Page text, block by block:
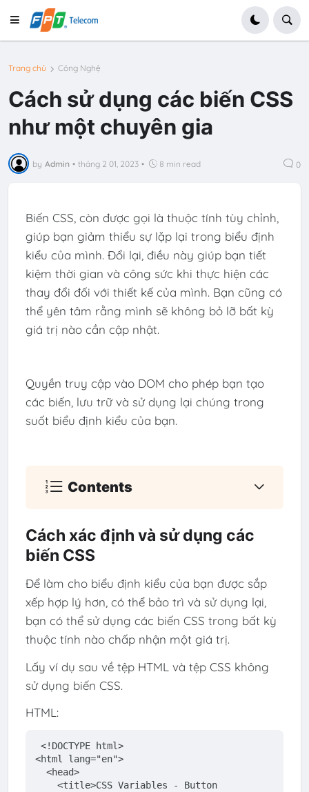
Trang chủ Công Nghệ
Cách sử dụng các biến CSS
như một chuyên gia
by Admin • tháng 2 01, 2023 • 8 min read 0
Biến CSS, còn được gọi là thuộc tính tùy chỉnh,
giúp bạn giảm thiểu sự lặp lại trong biểu định
kiểu của mình. Đổi lại, điều này giúp bạn tiết
kiệm thời gian và công sức khi thực hiện các
thay đổi đối với thiết kế của mình. Bạn cũng có
thể yên tâm rằng mình sẽ không bỏ lỡ bất kỳ
giá trị nào cần cập nhật.
Quyền truy cập vào DOM cho phép bạn tạo
các biến, lưu trữ và sử dụng lại chúng trong
suốt biểu định kiểu của bạn.
Contents
Cách xác định và sử dụng các
biến CSS
Để làm cho biểu định kiểu của bạn được sắp
xếp hợp lý hơn, có thể bảo trì và sử dụng lại,
bạn có thể sử dụng các biến CSS trong bất kỳ
thuộc tính nào chấp nhận một giá trị.
Lấy ví dụ sau về tệp HTML và tệp CSS không
sử dụng biến CSS.
HTML:
<!DOCTYPE html>
<html lang="en">
<head>
<title>CSS Variables - Button